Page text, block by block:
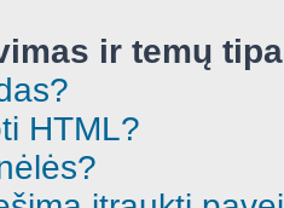
ir temų
HTML?